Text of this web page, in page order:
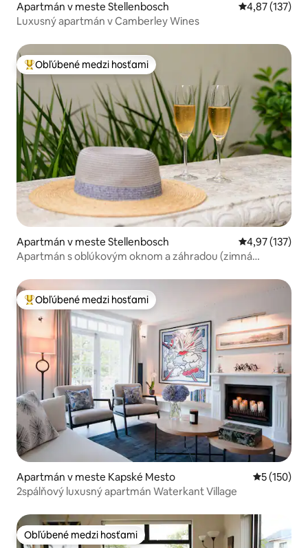
Apartmán v meste Stellenbosch Priemerné
4,87 (137)
Luxusný apartmán v Camberley Wines
Najobľúbenejšie medzi hosťami
Obľúbené medzi hosťami
Apartmán v meste Stellenbosch Priemerné
4,97 (137)
Apartmán s oblúkovým oknom a záhradou (zimná
Najobľúbenejšie medzi hosťami
Obľúbené medzi hosťami
Apartmán v meste Kapské Mesto Priemerné
5 (150)
2spálňový luxusný apartmán Waterkant Village
Obľúbené medzi hosťami
Obľúbené medzi hosťami